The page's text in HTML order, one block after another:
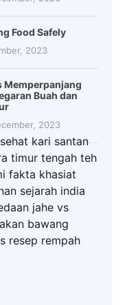
Food Safely
2023
Memperpanjang
Buah dan
2023
sehat kari santan
timur tengah teh
fakta khasiat
sejarah india
jahe vs
bawang
resep rempah